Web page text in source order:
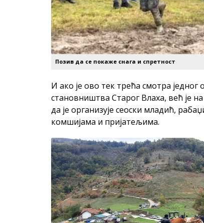
Позив да се покаже снага и спретност
И aко је ово тек трећа смотра
становништва Старог Влаха, већ је
да је организује сеоски младић,
комшијама и пријатељима.